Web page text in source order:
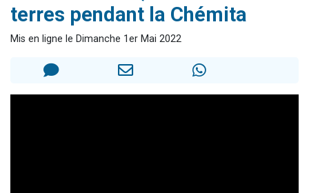
30 personnes viennent de faire un don pour Sauvez la jambe de Yohan
12 nouvelles musiques dans Torah-Box Music
29 personnes viennent de demander une bénédiction
terres pendant la Chémita
Mis en ligne le Dimanche 1er Mai 2022